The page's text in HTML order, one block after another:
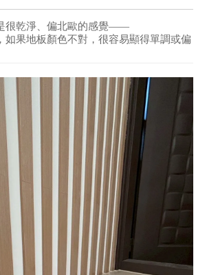
很乾淨、偏北歐的感覺——
如果地板顏色不對，很容易顯得單調或偏